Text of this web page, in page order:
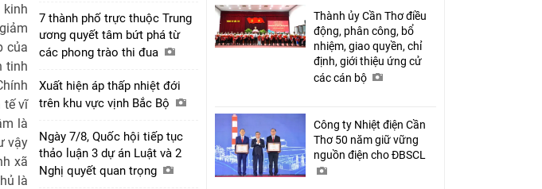
kinh
của
tinh
tế vĩ
là
vậy
xã
là
7 thành phố trực thuộc Trung
ương quyết tâm bứt phá từ
các phong trào thi đua
Xuất hiện áp thấp nhiệt đới
trên khu vực vịnh Bắc Bộ
Ngày 7/8, Quốc hội tiếp tục
thảo luận 3 dự án Luật và 2
Nghị quyết quan trọng
Thành ủy Cần Thơ điều
động, phân công, bổ
nhiệm, giao quyền, chỉ
định, giới thiệu ứng cử
các cán bộ
Công ty Nhiệt điện Cần
Thơ 50 năm giữ vững
nguồn điện cho ĐBSCL